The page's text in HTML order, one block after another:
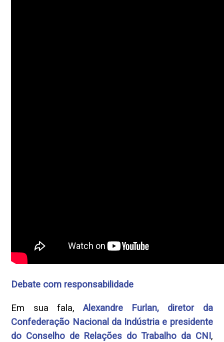
Debate com responsabilidade
Em sua fala,Alexandre Furlan, diretor da
Confederação Nacional da Indústria e presidente
do Conselho de Relações do Trabalho da CNI,